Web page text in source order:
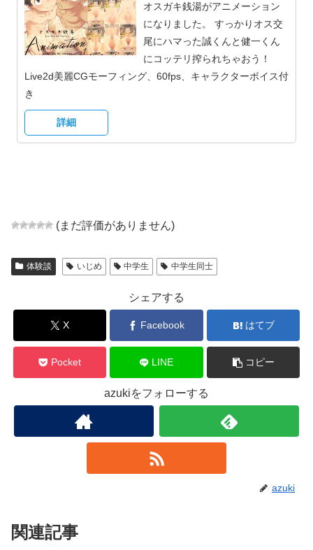
オスガキ銭湯がアニメーション
になりました。 すっかりオス交
尾にハマった誠くんと健一くん
にコッテリ搾られちゃおう！
Live2d美麗CGモーフィング、60fps、キャラクターボイス付
き
詳細
(まだ評価がありません)
体験談 いじめ 中学生 中学生同士
シェアする
X Facebook はてブ
Pocket LINE コピー
azukiをフォローする
azuki
関連記事